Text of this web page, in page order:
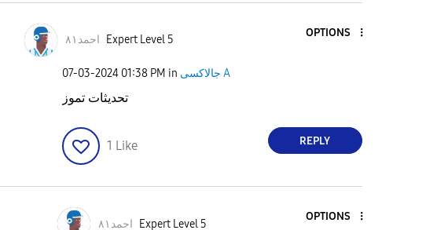
احمد٨١ Expert Level 5
OPTIONS
‎07-03-2024 01:38 PM in جالاكسى A
تحديثات تموز
1 Like REPLY
احمد٨١ Expert Level 5
OPTIONS